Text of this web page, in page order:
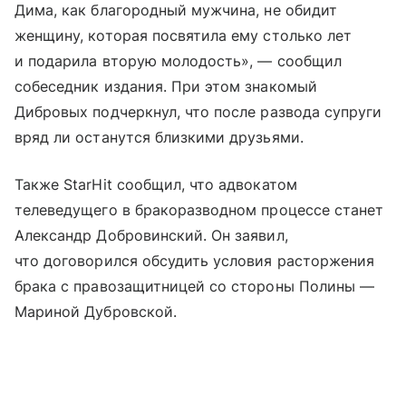
Дима, как благородный мужчина, не обидит
женщину, которая посвятила ему столько лет
и подарила вторую молодость», — сообщил
собеседник издания. При этом знакомый
Дибровых подчеркнул, что после развода супруги
вряд ли останутся близкими друзьями.
Также StarHit сообщил, что адвокатом
телеведущего в бракоразводном процессе станет
Александр Добровинский. Он заявил,
что договорился обсудить условия расторжения
брака с правозащитницей со стороны Полины —
Мариной Дубровской.